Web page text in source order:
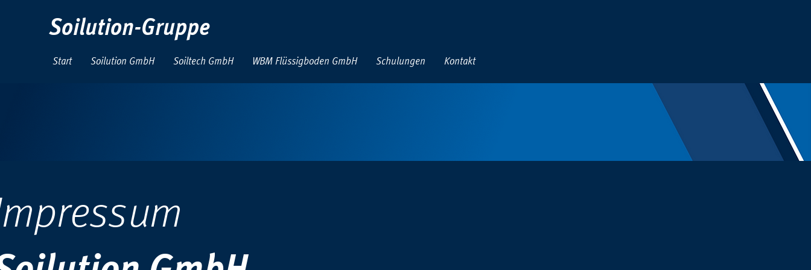
Soilution-Gruppe
Start Soilution GmbH Soiltech GmbH WBM Flüssigboden GmbH Schulungen Kontakt